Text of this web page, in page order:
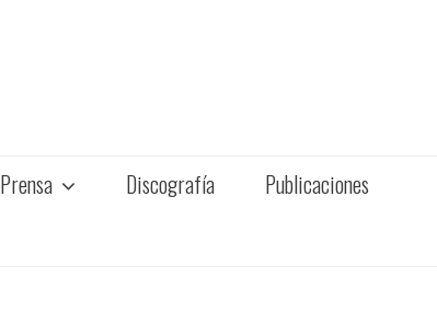
Prensa Discografía Publicaciones